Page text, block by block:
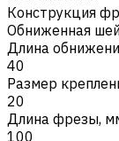
Конструкция
Обниженная
Длина
40
Размер
20
Длина фрезы,
100